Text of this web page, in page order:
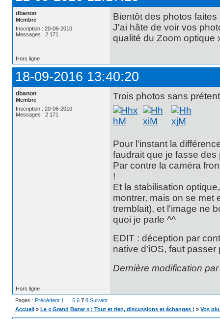
dbanon
Membre
Inscription : 20-06-2010
Messages : 2 171
Bientôt des photos
J'ai hâte de voir vos
qualité du Zoom optique
Hors ligne
18-09-2016 13:40:20
dbanon
Membre
Inscription : 20-06-2010
Messages : 2 171
Trois photos sans
Pour l'instant la
faudrait que je fasse
Par contre la caméra
!
Et la stabilisation
montrer, mais on se met
tremblait), et l'image ne
quoi je parle ^^
EDIT : déception par
native d'iOS, faut
Dernière modification
Hors ligne
Pages : Précédent 1 5 6 7 8 Suivant
Accueil » Le « Grand Bazar » : Tout et rien, discussions et échanges ! » Vos